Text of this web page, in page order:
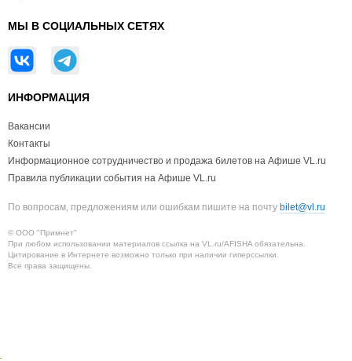
МЫ В СОЦИАЛЬНЫХ СЕТЯХ
ИНФОРМАЦИЯ
Вакансии
Контакты
Информационное сотрудничество и продажа билетов на Афише VL.ru
Правила публикации события на Афише VL.ru
По вопросам, предложениям или ошибкам пишите на почту bilet@vl.ru
© ООО "Примнет"
При любом использовании материалов ссылка на VL.ru/AFISHA обязательна.
Цитирование в Интернете возможно только при наличии гиперссылки.
Все права защищены.